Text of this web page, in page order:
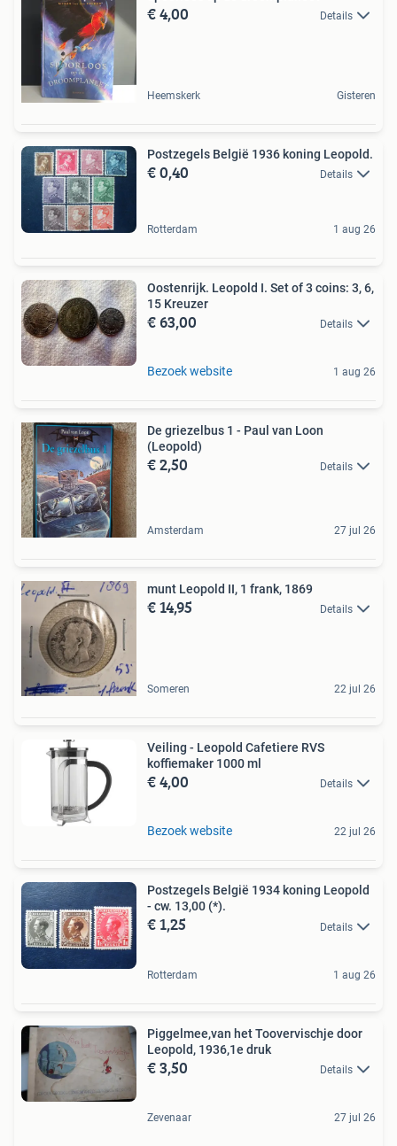
€ 4,00 Details
Heemskerk Gisteren
Postzegels België 1936 koning Leopold.
€ 0,40 Details
Rotterdam 1 aug 26
Oostenrijk. Leopold I. Set of 3 coins: 3, 6,
15 Kreuzer
€ 63,00 Details
Bezoek website 1 aug 26
De griezelbus 1 - Paul van Loon
(Leopold)
€ 2,50 Details
Amsterdam 27 jul 26
munt Leopold II, 1 frank, 1869
€ 14,95 Details
Someren 22 jul 26
Veiling - Leopold Cafetiere RVS
koffiemaker 1000 ml
€ 4,00 Details
Bezoek website 22 jul 26
Postzegels België 1934 koning Leopold
- cw. 13,00 (*).
€ 1,25 Details
Rotterdam 1 aug 26
Piggelmee,van het Toovervischje door
Leopold, 1936,1e druk
€ 3,50 Details
Zevenaar 27 jul 26